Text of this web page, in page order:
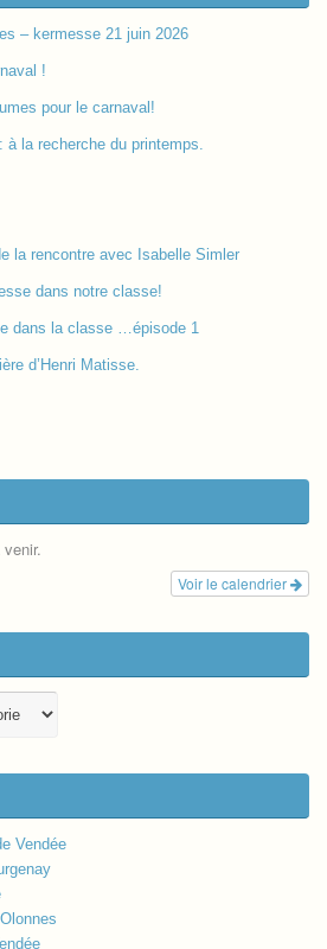
– kermesse 21 juin 2026
!
pour le carnaval!
à la recherche du printemps.
la rencontre avec Isabelle Simler
dans notre classe!
dans la classe …épisode 1
d’Henri Matisse.
Voir le calendrier
Vendée